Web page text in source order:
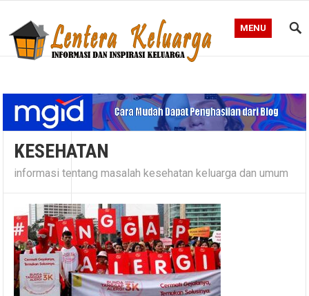
MENU
KESEHATAN
informasi tentang masalah kesehatan keluarga dan umum